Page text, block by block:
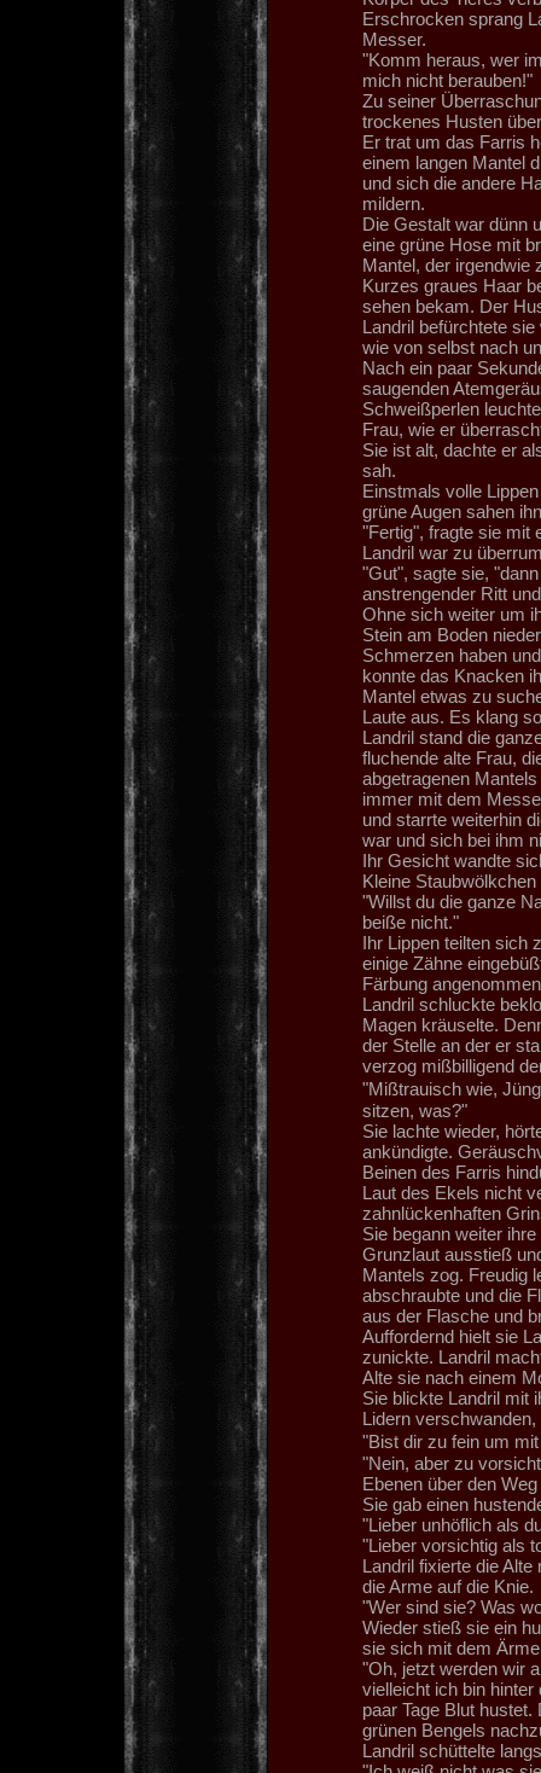
Erschrocken sprang
Messer.
"Komm heraus, wer
mich nicht berauben!"
Zu seiner
trockenes Husten
Er trat um das Farris
einem langen Mantel
und sich die andere
mildern.
Die Gestalt war dünn
eine grüne Hose mit
Mantel, der irgendwie
Kurzes graues Haar
sehen bekam. Der
Landril befürchtete
wie von selbst nach
Nach ein paar
saugenden
Schweißperlen
Frau, wie er
Sie ist alt, dachte er
sah.
Einstmals volle
grüne Augen sahen
"Fertig", fragte sie mit
Landril war zu
"Gut", sagte sie,
anstrengender Ritt
Ohne sich weiter um
Stein am Boden
Schmerzen haben
konnte das Knacken
Mantel etwas zu
Laute aus. Es klang
Landril stand die
fluchende alte Frau,
abgetragenen
immer mit dem
und starrte weiterhin
war und sich bei ihm
Ihr Gesicht wandte
Kleine Staubwölkchen
"Willst du die ganze
beiße nicht."
Ihr Lippen teilten sich
einige Zähne
Färbung
Landril schluckte
Magen kräuselte.
der Stelle an der er
verzog mißbilligend
"Mißtrauisch wie,
sitzen, was?"
Sie lachte wieder,
ankündigte.
Beinen des Farris
Laut des Ekels nicht
zahnlückenhaften
Sie begann weiter
Grunzlaut ausstieß
Mantels zog. Freudig
abschraubte und die
aus der Flasche und
Auffordernd hielt sie
zunickte. Landril
Alte sie nach einem
Sie blickte Landril mit
Lidern
"Bist dir zu fein um
"Nein, aber zu
Ebenen über den Weg
Sie gab einen
"Lieber unhöflich als
"Lieber vorsichtig als
Landril fixierte die
die Arme auf die Knie.
"Wer sind sie? Was
Wieder stieß sie ein
sie sich mit dem
"Oh, jetzt werden wir
vielleicht ich bin hinter
paar Tage Blut
grünen Bengels
Landril schüttelte